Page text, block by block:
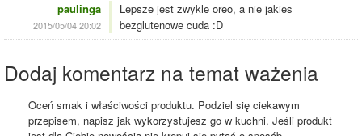
paulinga
2015/05/04 20:02
Lepsze jest zwykle oreo, a nie jakies
bezglutenowe cuda :D
Dodaj komentarz na temat ważenia
Oceń smak i właściwości produktu. Podziel się ciekawym
przepisem, napisz jak wykorzystujesz go w kuchni. Jeśli produkt